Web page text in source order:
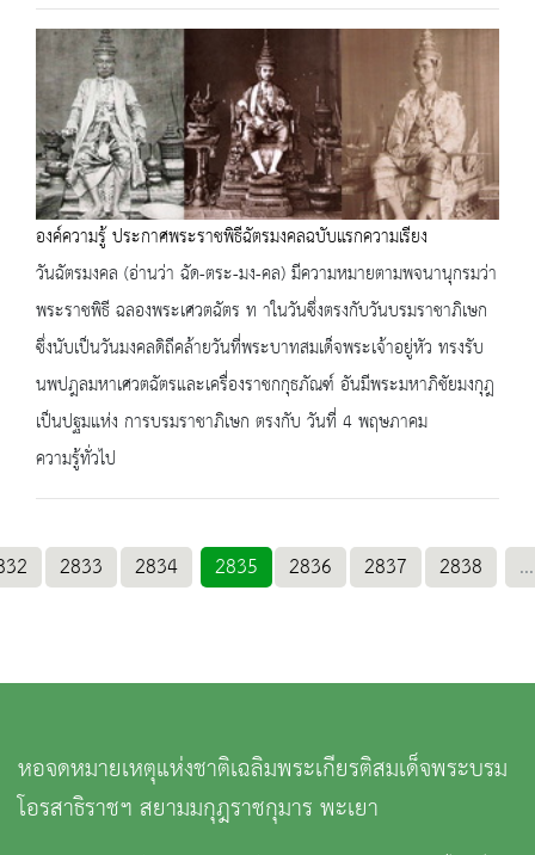
องค์ความรู้ ประกาศพระราชพิธีฉัตรมงคลฉบับแรกความเรียง
วันฉัตรมงคล (อ่านว่า ฉัด-ตระ-มง-คล) มีความหมายตามพจนานุกรมว่า
พระราชพิธี ฉลองพระเศวตฉัตร ท าในวันซึ่งตรงกับวันบรมราชาภิเษก
ซึ่งนับเป็นวันมงคลดิถีคล้ายวันที่พระบาทสมเด็จพระเจ้าอยู่หัว ทรงรับ
นพปฎลมหาเศวตฉัตรและเครื่องราชกกุธภัณฑ์ อันมีพระมหาภิชัยมงกุฎ
เป็นปฐมแห่ง การบรมราชาภิเษก ตรงกับ วันที่ 4 พฤษภาคม
ความรู้ทั่วไป
2833 2834 2835 2836 2837 2838 ...
หอจดหมายเหตุแห่งชาติเฉลิมพระเกียรติสมเด็จพระบรม
โอรสาธิราชฯ สยามมกุฎราชกุมาร พะเยา